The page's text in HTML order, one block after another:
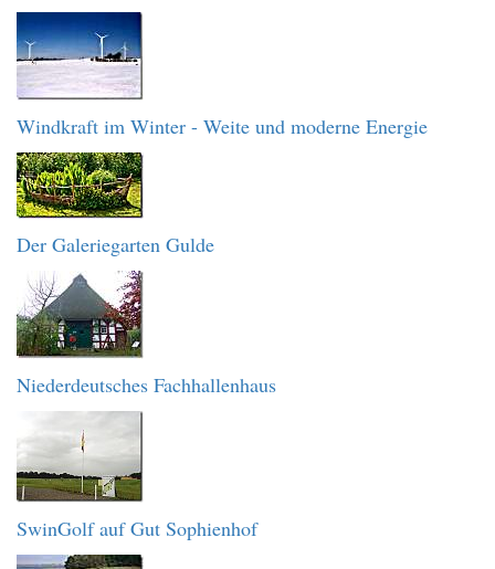
Windkraft im Winter - Weite und moderne Energie
Der Galeriegarten Gulde
Niederdeutsches Fachhallenhaus
SwinGolf auf Gut Sophienhof